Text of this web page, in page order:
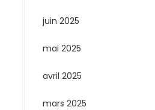
juin 2025
mai 2025
avril 2025
mars 2025